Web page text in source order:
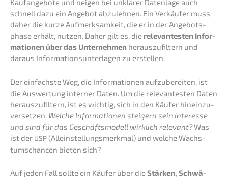
Kaufan­ge­bo­te und neigen bei unkla­rer Daten­la­ge auch
schnell dazu ein Angebot abzuleh­nen. Ein Verkäu­fer muss
daher die kurze Aufmerk­sam­keit, die er in der Angebots­
pha­se erhält, nutzen. Daher gilt es, die relevan­tes­ten Infor­
ma­tio­nen über das Unter­neh­men heraus­zu­fil­tern und
daraus Infor­ma­ti­ons­un­ter­la­gen zu erstellen.
Der einfachs­te Weg, die Infor­ma­tio­nen aufzu­be­rei­ten, ist
die Auswer­tung inter­ner Daten. Um die relevan­tes­ten Daten
heraus­zu­fil­tern, ist es wichtig, sich in den Käufer hinein­zu­
ver­set­zen. Welche Infor­ma­tio­nen steigern sein Inter­es­se
und sind für das Geschäfts­mo­dell wirklich relevant?Was
ist der USP (Allein­stel­lungs­merk­mal) und welche Wachs­
tums­chan­cen bieten sich?
Auf jeden Fall sollte ein Käufer über dieStärken, Schwä­